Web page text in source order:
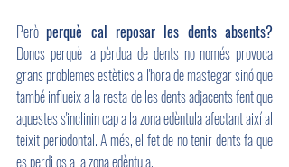
Però perquè cal reposar les dents absents?
Doncs perquè la pèrdua de dents no només provoca
grans problemes estètics a l'hora de mastegar sinó que
també influeix a la resta de les dents adjacents fent que
aquestes s'inclinin cap a la zona edèntula afectant així al
teixit periodontal. A més, el fet de no tenir dents fa que
es perdi os a la zona edèntula.